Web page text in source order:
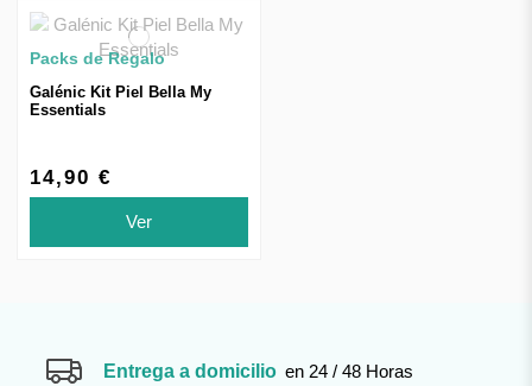
Packs de Regalo
Galénic Kit Piel Bella My
Essentials
14,90 €
Ver
Entrega a domicilio en 24 / 48 Horas